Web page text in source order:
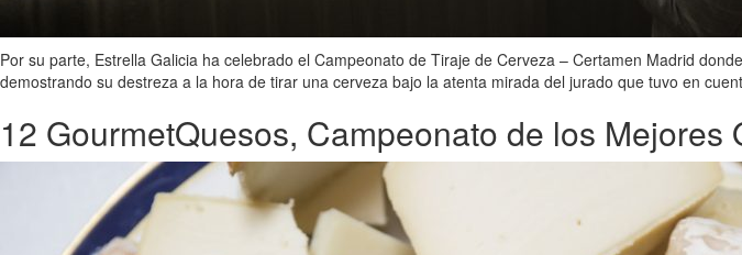
Por su parte, Estrella Galicia ha celebrado el Campeonato de Tiraje de Cerveza – Certamen Madrid
demostrando su destreza a la hora de tirar una cerveza bajo la atenta mirada del jurado que tuvo en
12 GourmetQuesos, Campeonato de los Mejores